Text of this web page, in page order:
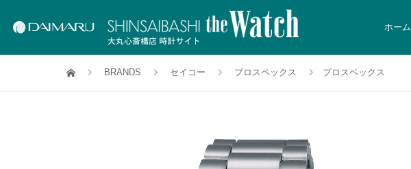
ホーム
BRANDS セイコー プロスペックス プロスペックス